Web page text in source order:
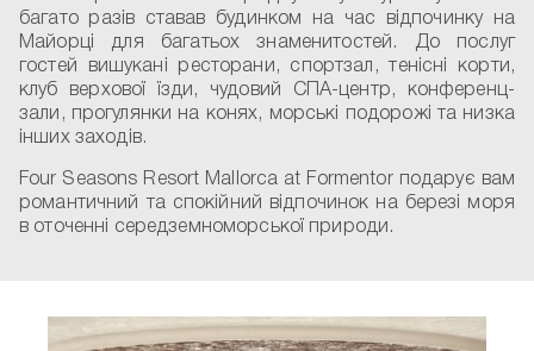
багато разів ставав будинком на час відпочинку на
Майорці для багатьох знаменитостей. До послуг
гостей вишукані ресторани, спортзал, тенісні корти,
клуб верхової їзди, чудовий СПА-центр, конференц-
зали, прогулянки на конях, морські подорожі та низка
інших заходів.
Four Seasons Resort Mallorca at Formentor подарує вам
романтичний та спокійний відпочинок на березі моря
в оточенні середземноморської природи.